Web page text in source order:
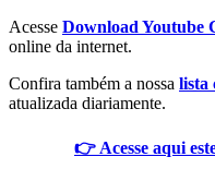
Acesse Download Youtube
online da internet.
Confira também a nossa lista
atualizada diariamente.
👉 Acesse aqui